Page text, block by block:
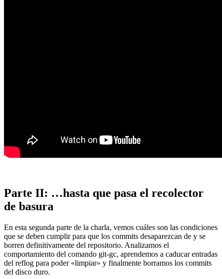
Parte II: …hasta que pasa el recolector
de basura
En esta segunda parte de la charla, vemos cuáles son las condiciones
que se deben cumplir para que los commits desaparezcan de y se
borren definitivamente del repositorio. Analizamos el
comportamiento del comando git-gc, aprendemos a caducar entradas
del reflog para poder «limpiar» y finalmente borramos los commits
del disco duro.